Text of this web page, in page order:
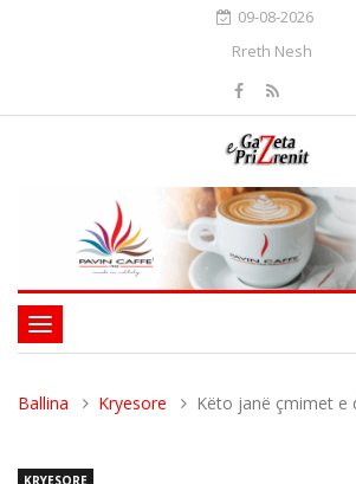
09-08-2026
Rreth Nesh
Toggle
navigation
Ballina Kryesore Këto janë çmimet e
KRYESORE